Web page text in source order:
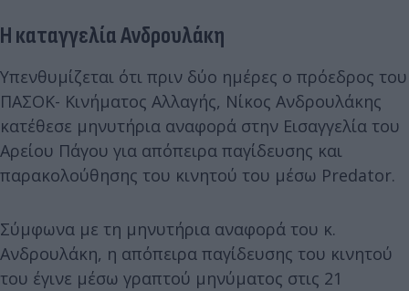
Η καταγγελία Ανδρουλάκη
Υπενθυμίζεται ότι πριν δύο ημέρες ο πρόεδρος του
ΠΑΣΟΚ- Κινήματος Αλλαγής, Νίκος Ανδρουλάκης
κατέθεσε μηνυτήρια αναφορά στην Εισαγγελία του
Αρείου Πάγου για απόπειρα παγίδευσης και
παρακολούθησης του κινητού του μέσω Predator.
Σύμφωνα με τη μηνυτήρια αναφορά του κ.
Ανδρουλάκη, η απόπειρα παγίδευσης του κινητού
του έγινε μέσω γραπτού μηνύματος στις 21